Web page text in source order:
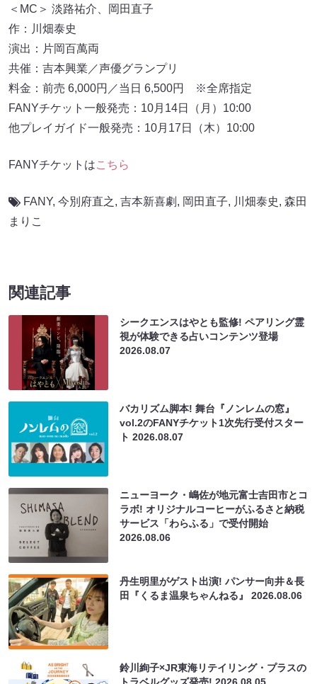
＜MC＞ 淡路祐介、岡田直子
作：川畑泰史
演出：片岡百萬両
共催：吉本興業／声優グランプリ
料金：前売 6,000円／当日 6,500円 ※全席指定
FANYチケット一般発売：10月14日（月）10:00
他プレイガイド一般発売：10月17日（木）10:00
FANYチケットはこちら
FANY, 今別府直之, 吉本新喜劇 , 岡田直子, 川畑泰史, 森田
まりこ
関連記事
シークエンスはやとも監修! ペアリング霊
視が体験できる占いコンテンツ登場
2026.08.07
バカリズム脚本! 舞台『ノンレムの窓』
vol.2のFANYチケット1次先行受付スター
ト2026.08.07
ニューヨーク・嶋佐が地元富士吉田市とコ
ラボ! オリジナルコーヒーがふるさと納税
サービス「わらふる」で受付開始
2026.08.06
丹生明里がゲスト出演! パンサー向井＆長
田『くるま温泉ちゃんねる』2026.08.06
鈴川絢子×JR東海リテイリング・プラスの